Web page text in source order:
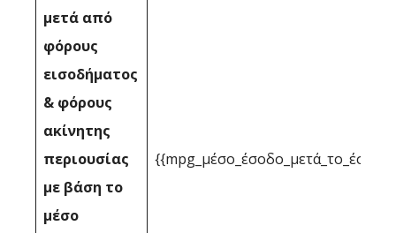
μετά από
φόρους
εισοδήματος
& φόρους
ακίνητης
περιουσίας
με βάση το
μέσο